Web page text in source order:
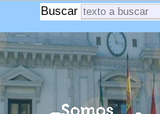
Buscar